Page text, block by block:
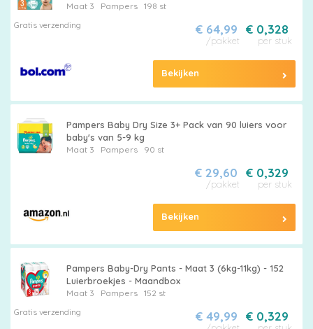
Maat 3 Pampers
198 st
Gratis verzending
€ 0,328
per stuk
€ 64,99
/pakket
Bekijken
Pampers Baby Dry Size 3+ Pack van 90 luiers voor
baby's van 5-9 kg
Maat 3 Pampers 90 st
€ 0,329
per stuk
€ 29,60
/pakket
Bekijken
Pampers Baby-Dry Pants - Maat 3 (6kg-11kg) - 152
Luierbroekjes - Maandbox
Maat 3 Pampers
152 st
Gratis verzending
€ 0,329
€ 49,99